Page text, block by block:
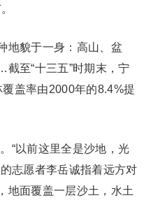
貌于一身：高山、盆
至“十三五”时期末，宁
盖率由2000年的8.4%提
“以前这里全是沙地，光
志愿者李岳诚指着远方对
地面覆盖一层沙土，水土